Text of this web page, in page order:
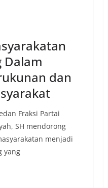
Dalam
dan
Fraksi Partai
SH mendorong
menjadi
yang